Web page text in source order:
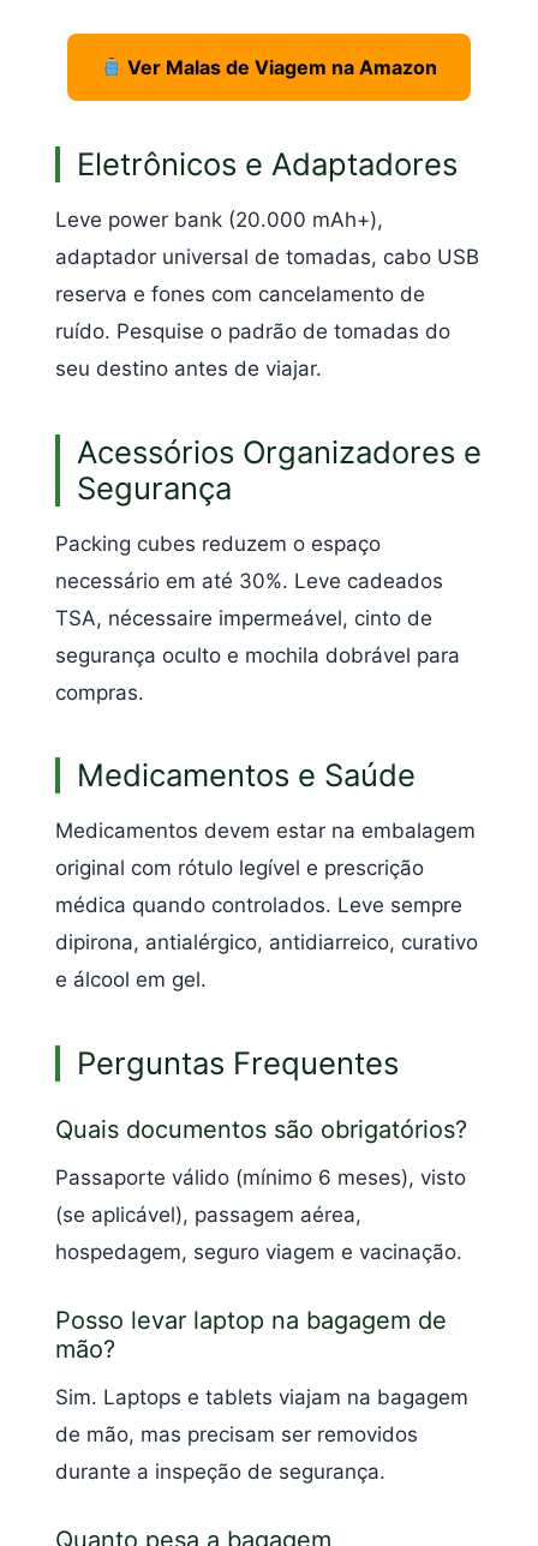
Ver Malas de Viagem na Amazon
Eletrônicos e Adaptadores
Leve power bank (20.000 mAh+),
adaptador universal de tomadas, cabo USB
reserva e fones com cancelamento de
ruído. Pesquise o padrão de tomadas do
seu destino antes de viajar.
Acessórios Organizadores e
Segurança
Packing cubes reduzem o espaço
necessário em até 30%. Leve cadeados
TSA, nécessaire impermeável, cinto de
segurança oculto e mochila dobrável para
compras.
Medicamentos e Saúde
Medicamentos devem estar na embalagem
original com rótulo legível e prescrição
médica quando controlados. Leve sempre
dipirona, antialérgico, antidiarreico, curativo
e álcool em gel.
Perguntas Frequentes
Quais documentos são obrigatórios?
Passaporte válido (mínimo 6 meses), visto
(se aplicável), passagem aérea,
hospedagem, seguro viagem e vacinação.
Posso levar laptop na bagagem de
mão?
Sim. Laptops e tablets viajam na bagagem
de mão, mas precisam ser removidos
durante a inspeção de segurança.
Quanto pesa a bagagem